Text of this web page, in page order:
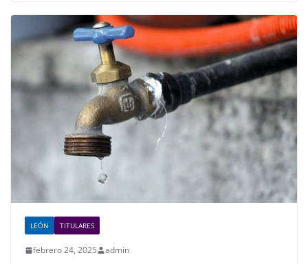
b
o
o
k
A
p
p
dI
n
LEÓN TITULARES
febrero 24, 2025 admin